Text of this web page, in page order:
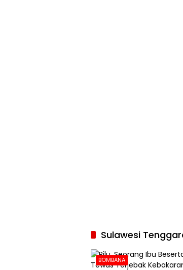
Sulawesi
BOMBANA